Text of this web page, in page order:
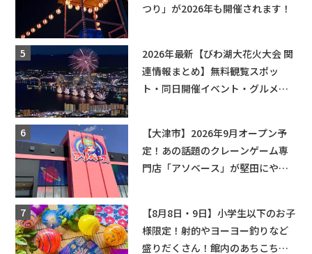
つり」が2026年も開催されます！
2026年最新【びわ湖大花火大会 関
連情報まとめ】無料観覧スポッ
ト・同日開催イベント・グルメマ
【大津市】2026年9月オープン予
定！あの話題のクレーンゲーム専
門店「アソベース」が堅田にやっ
【8月8日・9日】小学生以下のお子
様限定！射的やヨーヨー釣りなど
盛りだくさん！館内のあちこちに